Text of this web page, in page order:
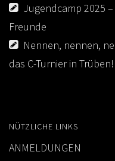
Jugendcamp 2025
Freunde
Nennen, nennen,
das C-Turnier in Trüben!
NÜTZLICHE LINKS
ANMELDUNGEN